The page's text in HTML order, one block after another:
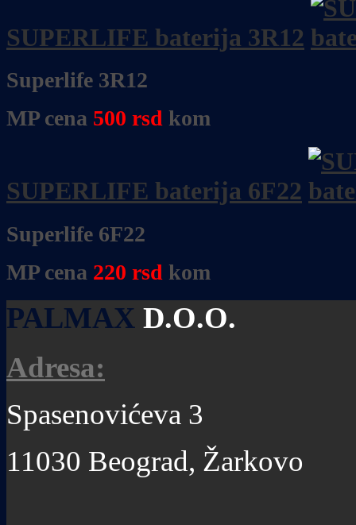
SUPERLIFE baterija 3R12
Superlife 3R12
MP cena 500 rsd kom
SUPERLIFE baterija 6F22
Superlife 6F22
MP cena 220 rsd kom
PALMAX D.O.O.
Adresa:
Spasenovićeva 3
11030 Beograd, Žarkovo